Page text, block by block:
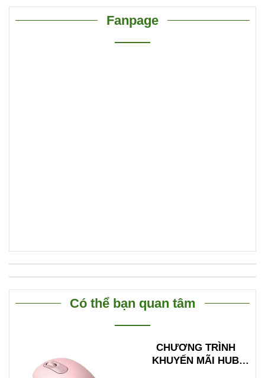
Fanpage
Có thể bạn quan tâm
CHƯƠNG TRÌNH
KHUYẾN MÃI HUB